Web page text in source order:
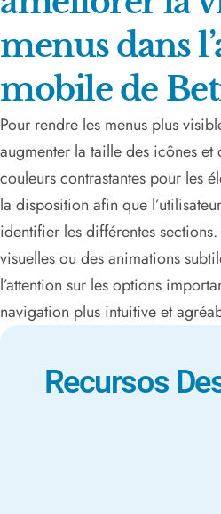
menus dans
mobile de
Pour rendre les menus plus
augmenter la taille des icônes et
couleurs contrastantes pour les
la disposition afin que
identifier les différentes
visuelles ou des animations
l’attention sur les options
navigation plus intuitive et
Recursos